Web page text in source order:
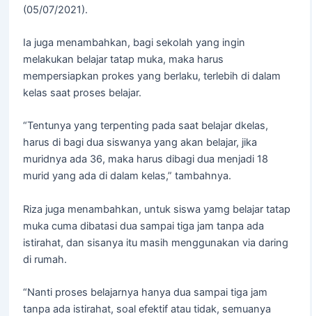
(05/07/2021).
Ia juga menambahkan, bagi sekolah yang ingin
melakukan belajar tatap muka, maka harus
mempersiapkan prokes yang berlaku, terlebih di dalam
kelas saat proses belajar.
“Tentunya yang terpenting pada saat belajar dkelas,
harus di bagi dua siswanya yang akan belajar, jika
muridnya ada 36, maka harus dibagi dua menjadi 18
murid yang ada di dalam kelas,” tambahnya.
Riza juga menambahkan, untuk siswa yamg belajar tatap
muka cuma dibatasi dua sampai tiga jam tanpa ada
istirahat, dan sisanya itu masih menggunakan via daring
di rumah.
“Nanti proses belajarnya hanya dua sampai tiga jam
tanpa ada istirahat, soal efektif atau tidak, semuanya